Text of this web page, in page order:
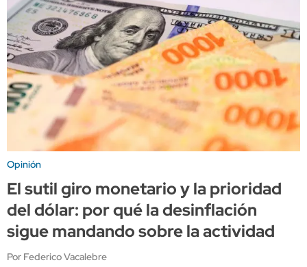
Opinión
El sutil giro monetario y la prioridad
del dólar: por qué la desinflación
sigue mandando sobre la actividad
Por Federico Vacalebre